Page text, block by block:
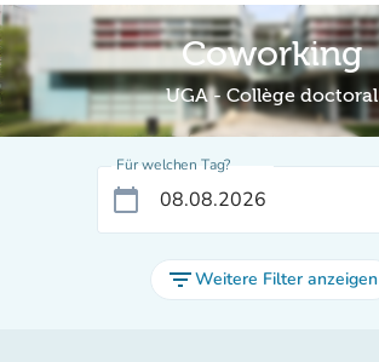
Coworking
UGA - Collège doctoral
Für welchen Tag?
calendar_today
filter_listWeitere Filter anzeigen